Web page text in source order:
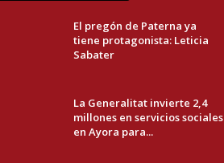
El pregón de Paterna ya
tiene protagonista: Leticia
Sabater
La Generalitat invierte 2,4
millones en servicios sociales
en Ayora para...